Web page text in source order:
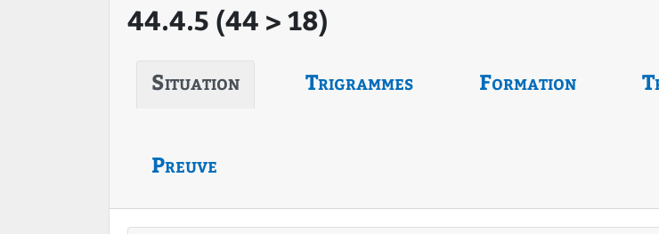
44.4.5 (44 > 18)
Situation Trigrammes Formation
Preuve